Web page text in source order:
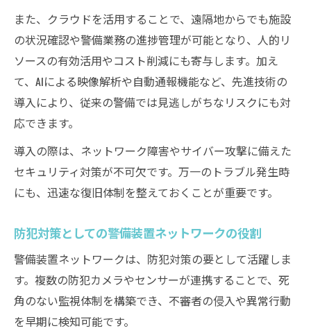
警備装置の選定で重視すべき防犯ポイント
セキュリティ装置導入で地域の安心を実現
警備装置ネットワーク導入で得られる安心
警備とセキュリティ装置の相乗効果とは
警備装置のネットワーク化が広げる安全網
警備装置ネットワークで実現する共助社会
警備装置ネットワークが地域にもたらす変
化
警備業務効率化と防犯力向上のポイント
警備装置ネットワークで防ぐトラブルの事
例
また、クラウドを活用することで、遠隔地からでも施設
の状況確認や警備業務の進捗管理が可能となり、人的リ
ソースの有効活用やコスト削減にも寄与します。加え
て、AIによる映像解析や自動通報機能など、先進技術の
導入により、従来の警備では見逃しがちなリスクにも対
応できます。
導入の際は、ネットワーク障害やサイバー攻撃に備えた
セキュリティ対策が不可欠です。万一のトラブル発生時
にも、迅速な復旧体制を整えておくことが重要です。
防犯対策としての警備装置ネットワークの役割
警備装置ネットワークは、防犯対策の要として活躍しま
す。複数の防犯カメラやセンサーが連携することで、死
角のない監視体制を構築でき、不審者の侵入や異常行動
を早期に検知可能です。